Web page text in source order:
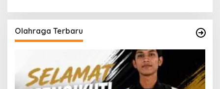
Olahraga Terbaru